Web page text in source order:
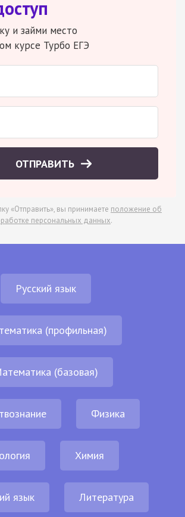
и займи место
курсе Турбо ЕГЭ
ОТПРАВИТЬ
«Отправить», вы принимаете положение об
персональных данных.
Русский язык
(профильная)
(базовая)
Физика
Химия
язык Литература